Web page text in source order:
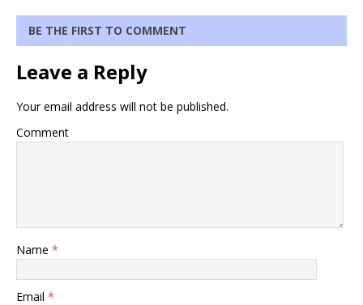
BE THE FIRST TO COMMENT
Leave a Reply
Your email address will not be published.
Comment
Name *
Email *